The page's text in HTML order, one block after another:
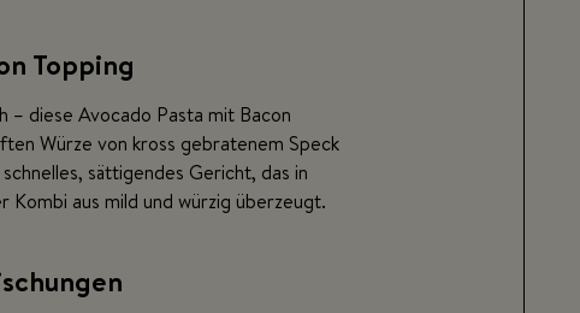
Topping
– diese Avocado Pasta mit Bacon
Würze von kross gebratenem Speck
schnelles, sättigendes Gericht, das in
aus mild und würzig überzeugt.